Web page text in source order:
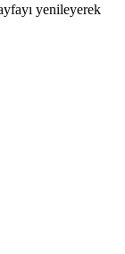
yenileyerek